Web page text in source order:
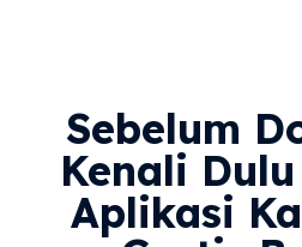
Sebelum
Kenali
Aplikasi